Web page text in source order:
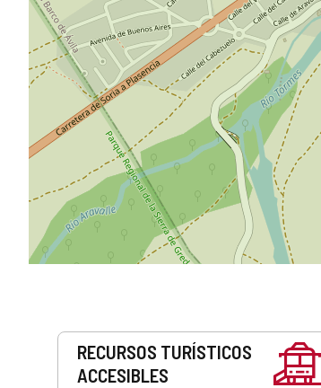
Servicios
RECURSOS TURÍSTICOS
ACCESIBLES